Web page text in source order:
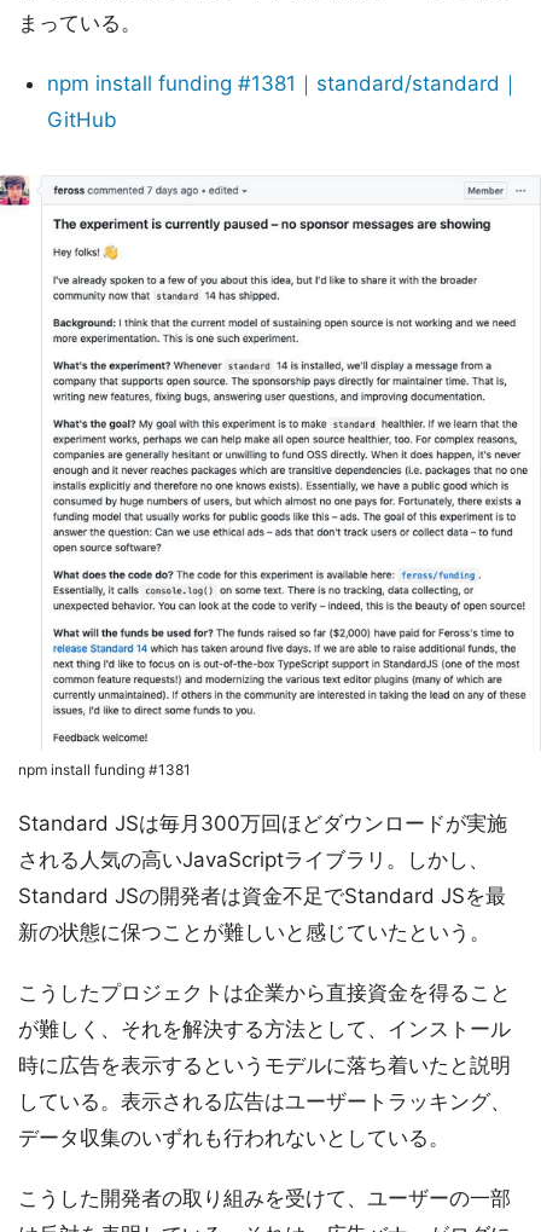
まっている。
npm install funding #1381｜standard/standard｜
GitHub
npm install funding #1381
Standard JSは毎月300万回ほどダウンロードが実施
される人気の高いJavaScriptライブラリ。しかし、
Standard JSの開発者は資金不足でStandard JSを最
新の状態に保つことが難しいと感じていたという。
こうしたプロジェクトは企業から直接資金を得ること
が難しく、それを解決する方法として、インストール
時に広告を表示するというモデルに落ち着いたと説明
している。表示される広告はユーザートラッキング、
データ収集のいずれも行われないとしている。
こうした開発者の取り組みを受けて、ユーザーの一部